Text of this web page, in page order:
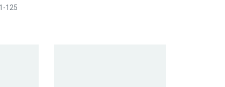
125